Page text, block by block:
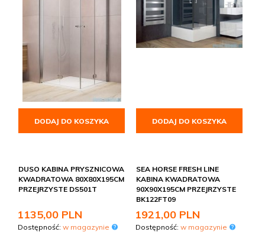
DODAJ DO KOSZYKA DODAJ DO KOSZYKA
DUSO KABINA PRYSZNICOWA
KWADRATOWA 80X80X195CM
PRZEJRZYSTE DS501T
1135,00 PLN
Dostępność: w magazynie
SEA HORSE FRESH LINE
KABINA KWADRATOWA
90X90X195CM PRZEJRZYSTE
BK122FT09
1921,00 PLN
Dostępność: w magazynie